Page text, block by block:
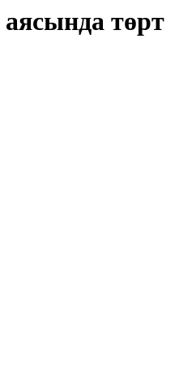
төрт